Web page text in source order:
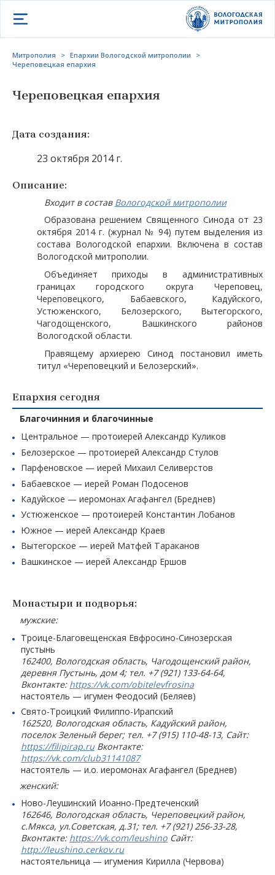
Открыть меню
Митрополия > Епархии Вологодской митрополии
>
Череповецкая епархия
Череповецкая епархия
Дата создания:
23 октября 2014 г.
Описание:
Входит в состав Вологодской митрополии
Образована решением Священного Синода от 23
октября 2014 г. (журнал № 94) путем выделения из
состава Вологодской епархии. Включена в состав
Вологодской митрополии.
Объединяет приходы в административных
границах городского округа Череповец,
Череповецкого, Бабаевского, Кадуйского,
Устюженского, Белозерского, Вытегорского,
Чагодощенского, Вашкинского районов
Вологодской области.
Правящему архиерею Синод постановил иметь
титул «Череповецкий и Белозерский».
Епархия сегодня
Благочинния и благочинные
Центральное — протоиерей Александр Куликов
Белозерское — протоиерей Александр Стулов
Парфеновское — иерей Михаил Селиверстов
Бабаевское — иерей Роман Подосенов
Кадуйское — иеромонах Агафангел (Бреднев)
Устюженское — протоиерей Константин Лобанов
Южное — иерей Александр Краев
Вытегорское — иерей Матфей Тараканов
Вашкинское — иерей Александр Ершов
Монастыри и подворья:
мужские:
Троице-Благовещенская Евфросино-Синозерская
пустынь
162400, Вологодская область, Чагодощенский район,
деревня Пустынь, дом 4; тел. +7 (921) 133-64-64,
Вконтакте: https://vk.com/obitelevfrosina
настоятель — игумен Феодосий (Беляев)
Свято-Троицкий Филиппо-Ирапский
162520, Вологодская область, Кадуйский район,
поселок Зеленый берег; тел. +7 (915) 110-48-13, Сайт:
https://filipirap.ruВконтакте:
https://vk.com/club31141087
настоятель — и.о. иеромонах Агафангел (Бреднев)
женский:
Ново-Леушинский Иоанно-Предтеченский
162646, Вологодская область, Череповецкий район,
с.Мякса, ул.Советская, д.31; тел. +7 (921) 256-33-28,
Вконтакте: https://vk.com/leushino Сайт:
http://leushino.cerkov.ru
настоятельница — игумения Кирилла (Червова)